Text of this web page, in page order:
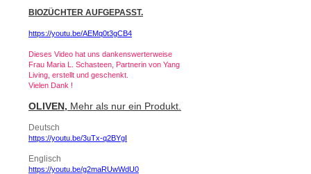
BIOZÜCHTER AUFGEPASST.
https://youtu.be/AEMq0t3gCB4
Dieses Video hat uns dankenswerterweise
Frau Maria L. Schasteen, Partnerin von Yang
Living, erstellt und geschenkt.
Vielen Dank !
OLIVEN, Mehr als nur ein Produkt.
Deutsch
https://youtu.be/3uTx-q2BYgI
Englisch
https://youtu.be/g2maRUwWdU0